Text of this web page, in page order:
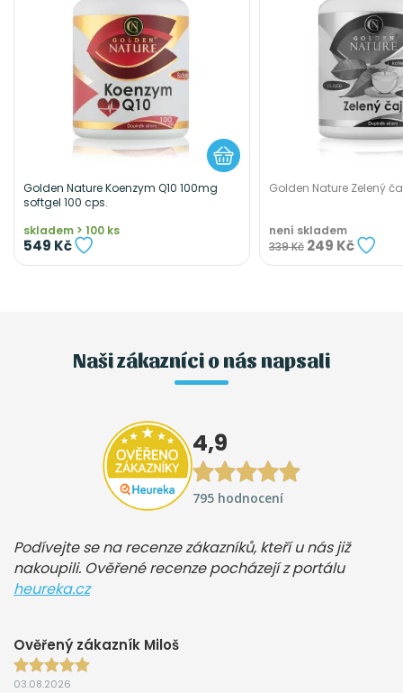
Golden Nature Koenzym Q10 100mg
softgel 100 cps.
skladem > 100 ks
549 Kč
Golden Nature Zelený
není skladem
339 Kč 249 Kč
Naši zákazníci o nás napsali
4,9
795 hodnocení
Podívejte se na recenze zákazníků, kteří u nás již
nakoupili. Ověřené recenze pocházejí z portálu
heureka.cz
Ověřený zákazník Miloš
03.08.2026